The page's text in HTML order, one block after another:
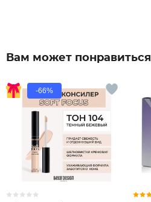
Вам может понравиться
-66%